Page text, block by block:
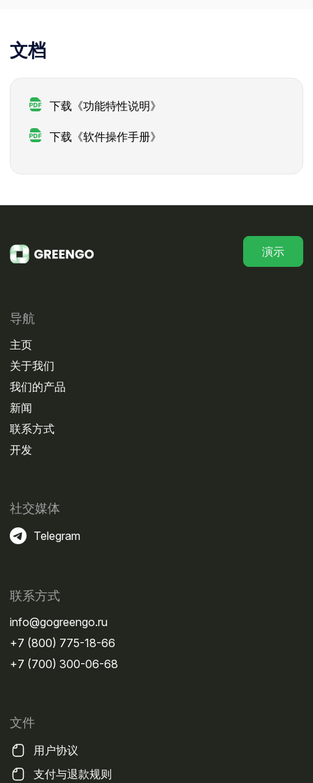
文档
下载《功能特性说明》
下载《软件操作手册》
演示
导航
主页
关于我们
我们的产品
新闻
联系方式
开发
社交媒体
Telegram
联系方式
info@gogreengo.ru
+7 (800) 775-18-66
+7 (700) 300-06-68
文件
用户协议
支付与退款规则